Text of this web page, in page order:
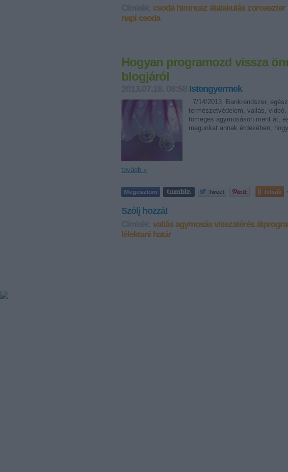
csoda himnusz átalakulás zoroaszter
napi csoda
Hogyan programozd vissza
blogjáról
Istengyermek
7/14/2013 Bankrendszer,
természetvédelem, vallás,
tömeges agymosáson ment át,
magunkat annak érdekében,
tovább »
Tetszik
Szólj hozzá!
vallás agymosás visszatérés
lélektani határ